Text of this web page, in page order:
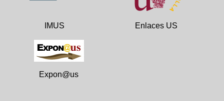
IMUS Enlaces US
Expon@us